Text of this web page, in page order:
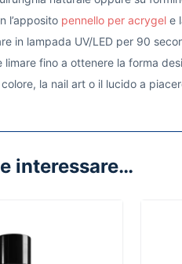
l’apposito pennello per acrygel e
in lampada UV/LED per 90
limare fino a ottenere la forma
la nail art o il lucido a
interessare…